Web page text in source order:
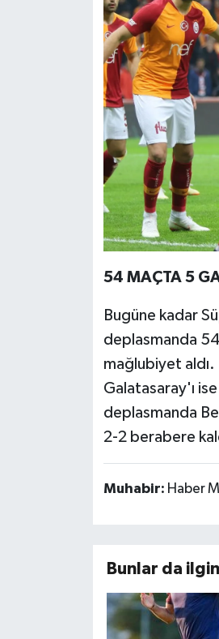
54 MAÇTA 5
Bugüne kadar
deplasmanda
mağlubiyet
Galatasaray'ı
deplasmanda
2-2 berabere
Muhabir: Haber
Bunlar da